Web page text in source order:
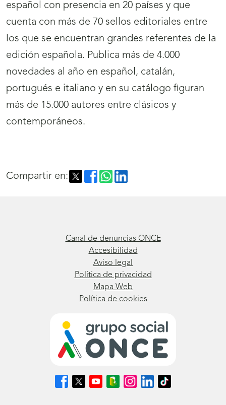
español con presencia en 20 países y que
cuenta con más de 70 sellos editoriales entre
los que se encuentran grandes referentes de la
edición española. Publica más de 4.000
novedades al año en español, catalán,
portugués e italiano y en su catálogo figuran
más de 15.000 autores entre clásicos y
contemporáneos.
Compartir en:
Canal de denuncias ONCE
Accesibilidad
Aviso legal
Política de privacidad
Mapa Web
Política de cookies
Síguenos
en
Síguenos
en
Síguenos
en
Síguenos
en
Síguenos
en
Síguenos
en
Síguenos
en